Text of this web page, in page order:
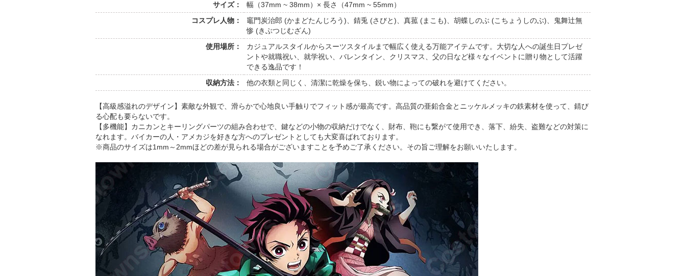
サイズ：
幅（37mm ~ 38mm）× 長さ（47mm ~ 55mm）
コスプレ人物：
竈門炭治郎 (かまどたんじろう)、錆兎 (さびと)、真菰 (まこも)、胡蝶しのぶ (こちょうしのぶ)、鬼舞辻無
惨 (きぶつじむざん)
使用場所：
カジュアルスタイルからスーツスタイルまで幅広く使える万能アイテムです。大切な人への誕生日プレゼ
ントや就職祝い、就学祝い、バレンタイン、クリスマス、父の日など様々なイベントに贈り物として活躍
できる逸品です！
収納方法：
他の衣類と同じく、清潔に乾燥を保ち、鋭い物によっての破れを避けてください。
【高級感溢れのデザイン】素敵な外観で、滑らかで心地良い手触りでフィット感が最高です。高品質の亜鉛合金とニッケルメッキの鉄素材を使って、錆び
る心配も要らないです。
【多機能】カニカンとキーリングパーツの組み合わせで、鍵などの小物の収納だけでなく、財布、鞄にも繋がて使用でき、落下、紛失、盗難などの対策に
なれます。バイカーの人・アメカジを好きな方へのプレゼントとしても大変喜ばれております。
※商品のサイズは1mm～2mmほどの差が見られる場合がございますことを予めご了承ください。その旨ご理解をお願いいたします。